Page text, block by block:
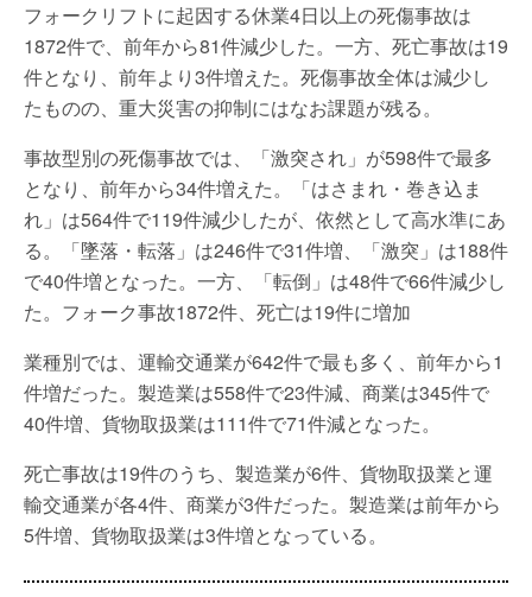
フォークリフトに起因する休業4日以上の死傷事故は
1872件で、前年から81件減少した。一方、死亡事故は19
件となり、前年より3件増えた。死傷事故全体は減少し
たものの、重大災害の抑制にはなお課題が残る。
事故型別の死傷事故では、「激突され」が598件で最多
となり、前年から34件増えた。「はさまれ・巻き込ま
れ」は564件で119件減少したが、依然として高水準にあ
る。「墜落・転落」は246件で31件増、「激突」は188件
で40件増となった。一方、「転倒」は48件で66件減少し
た。フォーク事故1872件、死亡は19件に増加
業種別では、運輸交通業が642件で最も多く、前年から1
件増だった。製造業は558件で23件減、商業は345件で
40件増、貨物取扱業は111件で71件減となった。
死亡事故は19件のうち、製造業が6件、貨物取扱業と運
輸交通業が各4件、商業が3件だった。製造業は前年から
5件増、貨物取扱業は3件増となっている。